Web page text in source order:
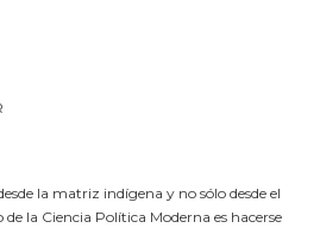
la matriz indígena y no sólo desde el
la Ciencia Política Moderna es hacerse